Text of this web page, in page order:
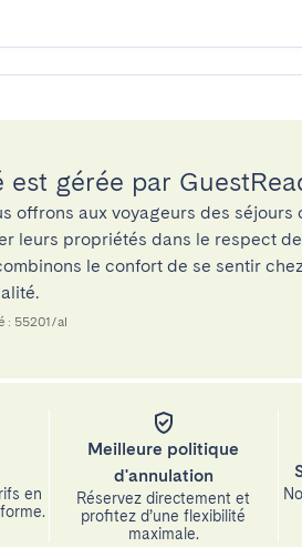
gérée par
offrons aux voyageurs des
leurs propriétés dans le respect
le confort de se sentir
: 55201/al
en
Meilleure politique
d'annulation
Réservez directement et
profitez d’une flexibilité
maximale.